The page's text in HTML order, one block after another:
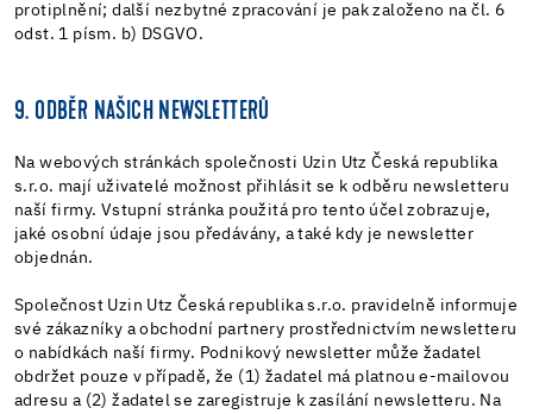
protiplnění; další nezbytné zpracování je pak založeno na čl. 6
odst. 1 písm. b) DSGVO.
9. ODBĚR NAŠICH NEWSLETTERŮ
Na webových stránkách společnosti Uzin Utz Česká republika
s.r.o. mají uživatelé možnost přihlásit se k odběru newsletteru
naší firmy. Vstupní stránka použitá pro tento účel zobrazuje,
jaké osobní údaje jsou předávány, a také kdy je newsletter
objednán.
Společnost Uzin Utz Česká republika s.r.o. pravidelně informuje
své zákazníky a obchodní partnery prostřednictvím newsletteru
o nabídkách naší firmy. Podnikový newsletter může žadatel
obdržet pouze v případě, že (1) žadatel má platnou e-mailovou
adresu a (2) žadatel se zaregistruje k zasílání newsletteru. Na